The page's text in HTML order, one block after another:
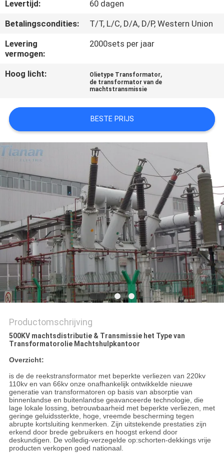
CONTACTEER
ONS
NIEUWS
VERZOEK
OM EEN
CITAAT
SITEMAP
PRIVACY
POLICY
Levertijd:
60 dagen
Betalingscondities:
T/T, L/C, D/A, D/P, Western Union
Levering
vermogen:
2000sets per jaar
Hoog licht: Olietype Transformator,
de transformator van de
machtstransmissie
BESTE PRIJS
Productomschrijving
500KV machtsdistributie & Transmissie het Type van
Transformatorolie Machtshulpkantoor
Overzicht:
is de de reekstransformator met beperkte verliezen van 220kv
110kv en van 66kv onze onafhankelijk ontwikkelde nieuwe
generatie van transformatoren op basis van absorptie van
binnenlandse en buitenlandse geavanceerde technologie, die
lage lokale lossing, betrouwbaarheid met beperkte verliezen, met
geringe geluidssterkte, hoge, vreemde bescherming tegen
abrupte kortsluiting kenmerken. Zijn uitstekende prestaties zijn
erkend door brede gebruikers en hoogst erkend door
deskundigen. De volledig-verzegelde op:schorten-dekkings vrije
producten verkopen goed nationaal.